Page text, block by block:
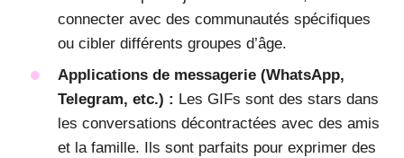
connecter avec des communautés spécifiques
ou cibler différents groupes d’âge.
Applications de messagerie (WhatsApp,
Telegram, etc.) : Les GIFs sont des stars dans
les conversations décontractées avec des amis
et la famille. Ils sont parfaits pour exprimer des